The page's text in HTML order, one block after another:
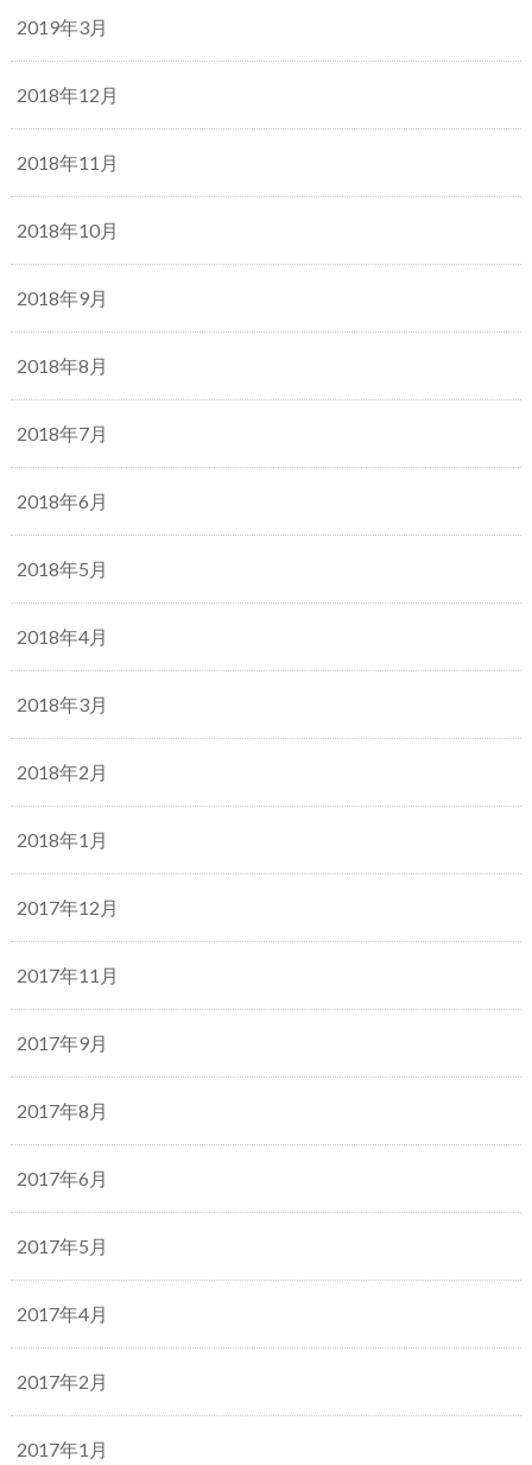
2019年3月
2018年12月
2018年11月
2018年10月
2018年9月
2018年8月
2018年7月
2018年6月
2018年5月
2018年4月
2018年3月
2018年2月
2018年1月
2017年12月
2017年11月
2017年9月
2017年8月
2017年6月
2017年5月
2017年4月
2017年2月
2017年1月